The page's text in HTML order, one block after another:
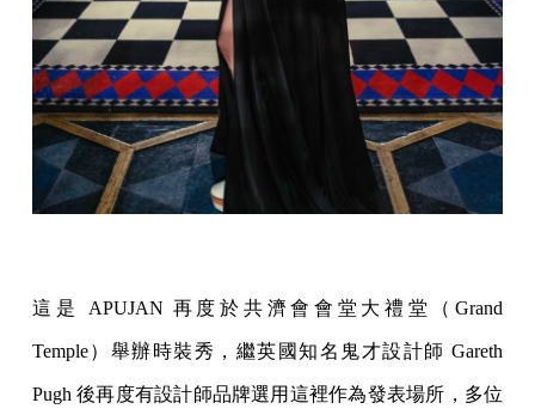
這是 APUJAN 再度於共濟會會堂大禮堂（Grand
Temple）舉辦時裝秀，繼英國知名鬼才設計師 Gareth
Pugh 後再度有設計師品牌選用這裡作為發表場所，多位